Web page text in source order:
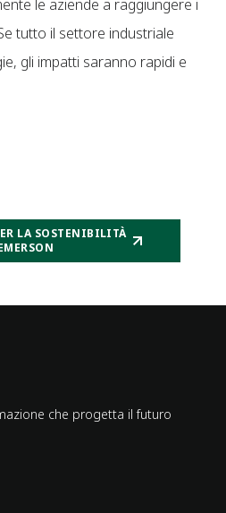
le aziende a raggiungere i
tutto il settore industriale
gli impatti saranno rapidi e
LA SOSTENIBILITÀ
che progetta il futuro